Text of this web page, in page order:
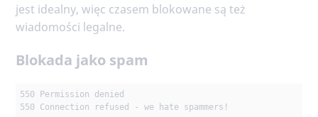
jest idealny, więc czasem blokowane są też
wiadomości legalne.
Blokada jako spam
550 Permission denied
550 Connection refused - we hate spammers!